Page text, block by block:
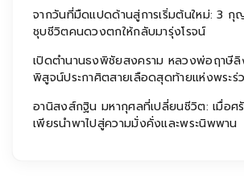
จากวันที่มืดแปดด้านสู่การเริ่มต้นใหม่: 3
ชุบชีวิตคนดวงตกให้กลับมารุ่งโรจน์
เปิดตำนานธงพิชัยสงคราม หลวงพ่อฤาษีลิ
พิสูจน์ประกาศิตสายเลือดสุดท้ายแห่งพระร่
อานิสงส์กฐิน มหากุศลที่เปลี่ยนชีวิต: เมื่อศ
เพียรนำพาไปสู่ความมั่งคั่งและพระนิพพาน